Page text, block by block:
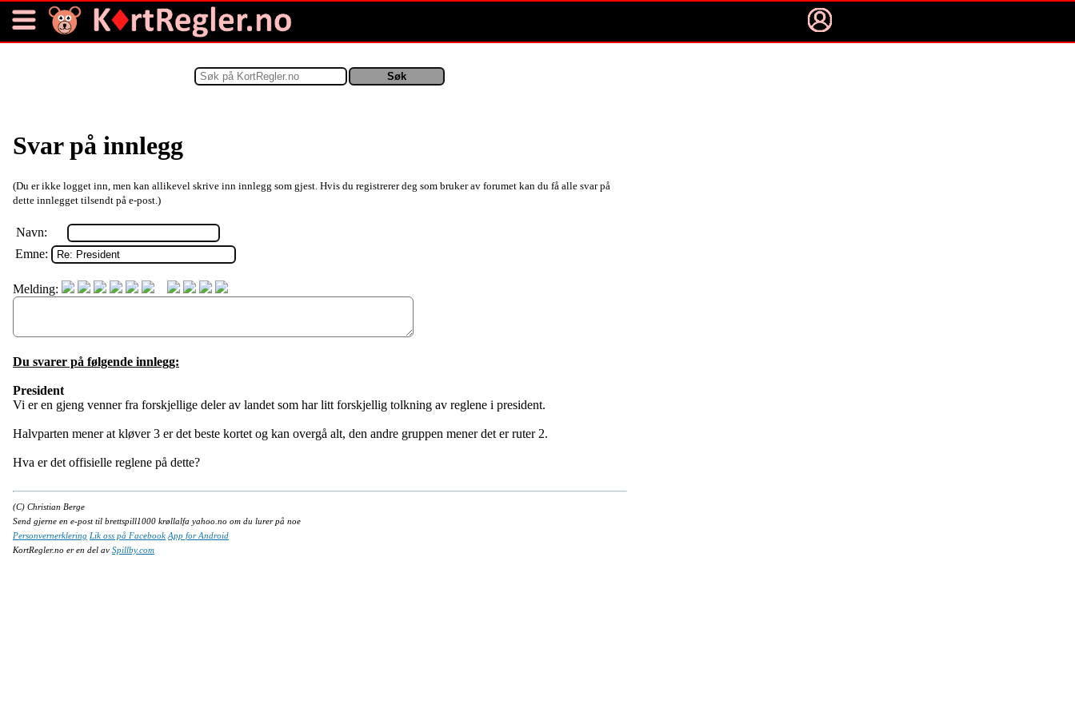
Svar på innlegg
(Du er ikke logget inn, men kan allikevel skrive inn innlegg som gjest. Hvis du registrerer deg som bruker av forumet kan du få alle svar på
dette innlegget tilsendt på e-post.)
Navn:
Emne:
Melding:
Du svarer på følgende innlegg:
President
Vi er en gjeng venner fra forskjellige deler av landet som har litt forskjellig tolkning av reglene i president.
Halvparten mener at kløver 3 er det beste kortet og kan overgå alt, den andre gruppen mener det er ruter 2.
Hva er det offisielle reglene på dette?
(C) Christian Berge
Send gjerne en e-post til brettspill1000 krøllalfa yahoo.no om du lurer på noe
Personvernerklering Lik oss på Facebook App for Android
KortRegler.no er en del av Spillby.com